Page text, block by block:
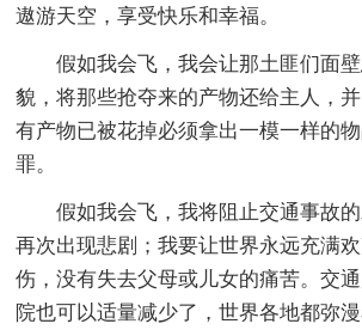
遨游天空，享受快乐和幸福。
假如我会飞，我会让那土匪们面
貌，将那些抢夺来的产物还给主人，
有产物已被花掉必须拿出一模一样的
罪。
假如我会飞，我将阻止交通事故
再次出现悲剧；我要让世界永远充满
伤，没有失去父母或儿女的痛苦。交
院也可以适量减少了，世界各地都弥